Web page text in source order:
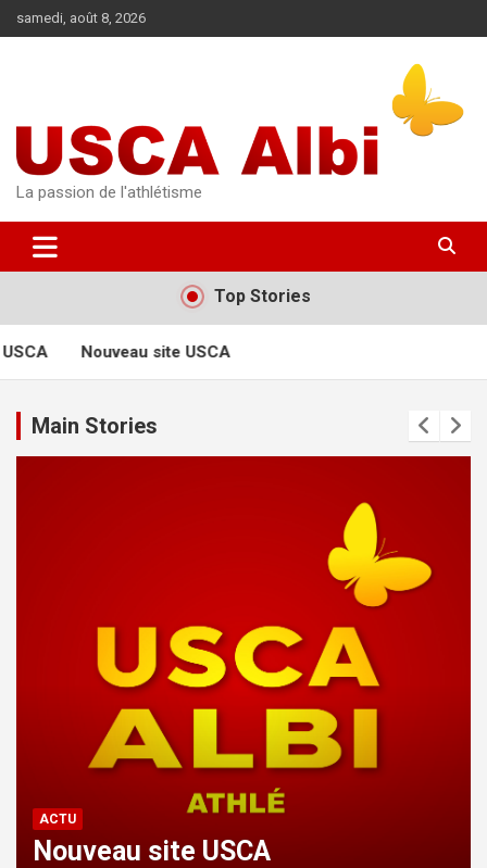
au
samedi, août 8, 2026
La passion de l'athlétisme
Top Stories
Nouveau site USCA
Main Stories
ACTU
Nouveau site USCA